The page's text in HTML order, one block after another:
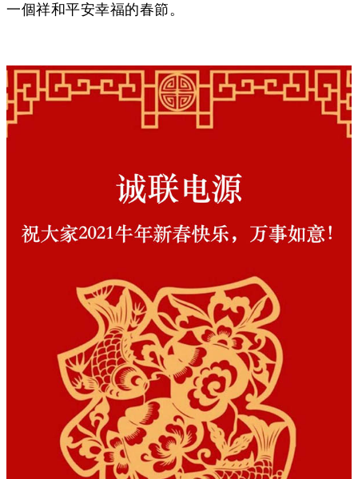
一個祥和平安幸福的春節。